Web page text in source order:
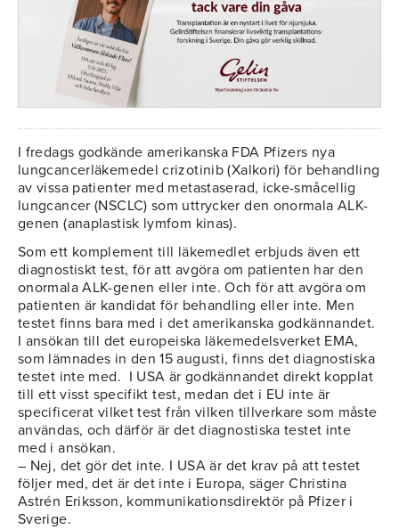
I fredags godkände amerikanska FDA Pfizers nya
lungcancerläkemedel crizotinib (Xalkori) för behandling
av vissa patienter med metastaserad, icke-småcellig
lungcancer (NSCLC) som uttrycker den onormala ALK-
genen (anaplastisk lymfom kinas).
Som ett komplement till läkemedlet erbjuds även ett
diagnostiskt test, för att avgöra om patienten har den
onormala ALK-genen eller inte. Och för att avgöra om
patienten är kandidat för behandling eller inte. Men
testet finns bara med i det amerikanska godkännandet.
I ansökan till det europeiska läkemedelsverket EMA,
som lämnades in den 15 augusti, finns det diagnostiska
testet inte med. I USA är godkännandet direkt kopplat
till ett visst specifikt test, medan det i EU inte är
specificerat vilket test från vilken tillverkare som måste
användas, och därför är det diagnostiska testet inte
med i ansökan.
– Nej, det gör det inte. I USA är det krav på att testet
följer med, det är det inte i Europa, säger Christina
Astrén Eriksson, kommunikationsdirektör på Pfizer i
Sverige.